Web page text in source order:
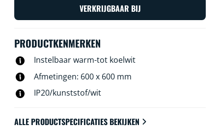
dat het comfortabel en naadloos aansluit op je
interieur.
VERKRIJGBAAR BIJ
PRODUCTKENMERKEN
Instelbaar warm-tot koelwit
Afmetingen: 600 x 600 mm
IP20/kunststof/wit
ALLE PRODUCTSPECIFICATIES BEKIJKEN